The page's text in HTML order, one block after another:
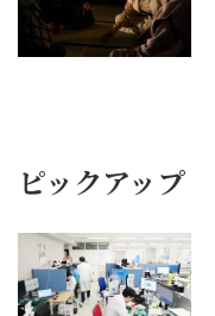
ピックアップ